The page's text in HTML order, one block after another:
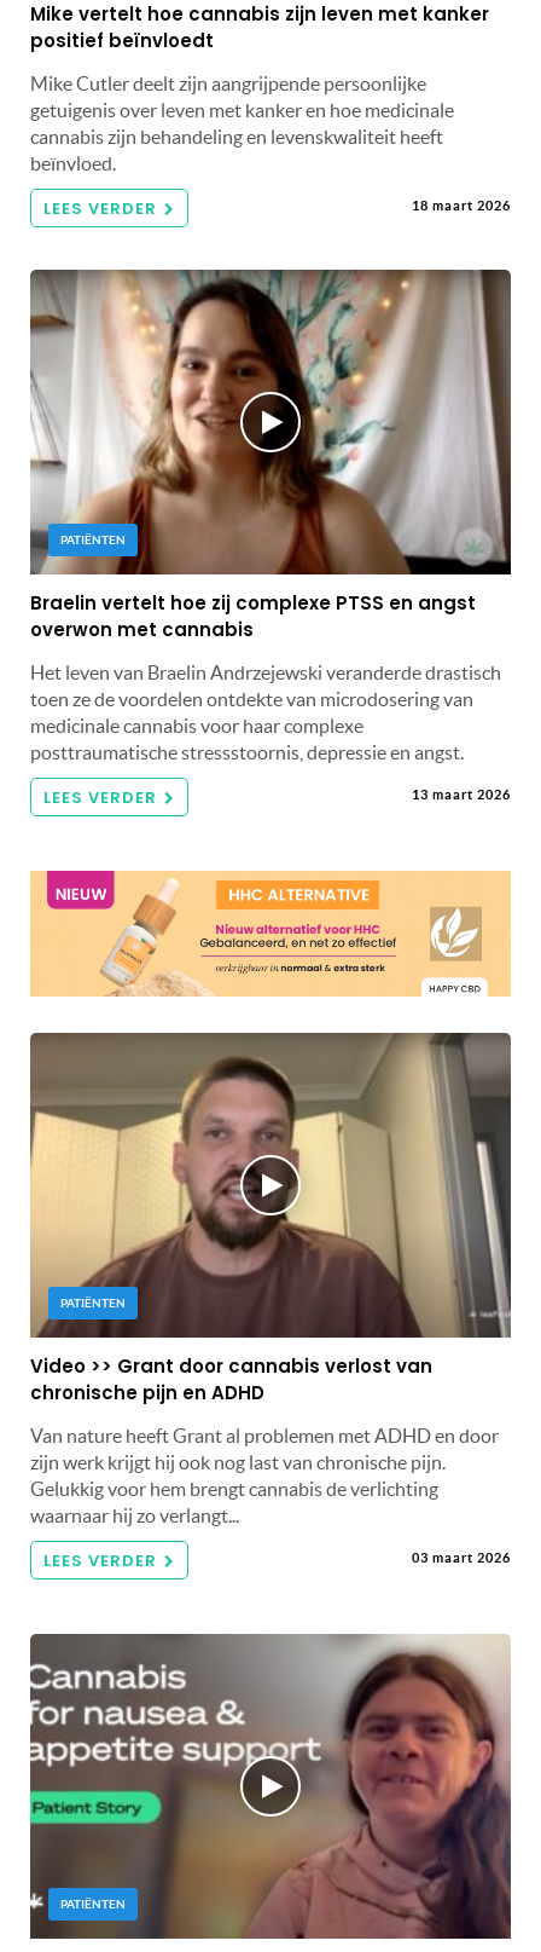
Mike vertelt hoe cannabis zijn leven met kanker
positief beïnvloedt
Mike Cutler deelt zijn aangrijpende persoonlijke
getuigenis over leven met kanker en hoe medicinale
cannabis zijn behandeling en levenskwaliteit heeft
beïnvloed.
LEES VERDER 18 maart 2026
PATIËNTEN
Braelin vertelt hoe zij complexe PTSS en angst
overwon met cannabis
Het leven van Braelin Andrzejewski veranderde drastisch
toen ze de voordelen ontdekte van microdosering van
medicinale cannabis voor haar complexe
posttraumatische stressstoornis, depressie en angst.
LEES VERDER 13 maart 2026
PATIËNTEN
Video >> Grant door cannabis verlost van
chronische pijn en ADHD
Van nature heeft Grant al problemen met ADHD en door
zijn werk krijgt hij ook nog last van chronische pijn.
Gelukkig voor hem brengt cannabis de verlichting
waarnaar hij zo verlangt...
LEES VERDER 03 maart 2026
PATIËNTEN